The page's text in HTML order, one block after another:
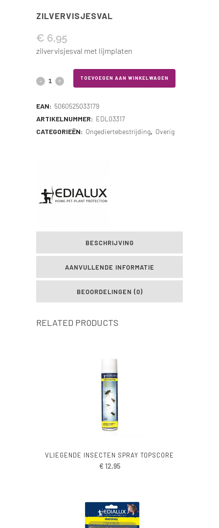
ZILVERVISJESVAL
€ 6,95
zilvervisjesval met lijmplaten
ZilvervisjesvalTOEVOEGEN AAN WINKELWAGEN
EAN: 5060525033179
ARTIKELNUMMER: EDL03317
CATEGORIEËN: Ongediertebestrijding, Overig
BESCHRIJVING
AANVULLENDE INFORMATIE
BEOORDELINGEN (0)
RELATED PRODUCTS
VLIEGENDE INSECTEN SPRAY TOPSCORE
€ 12,95